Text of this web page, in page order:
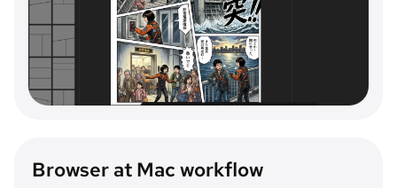
Browser at Mac workflow